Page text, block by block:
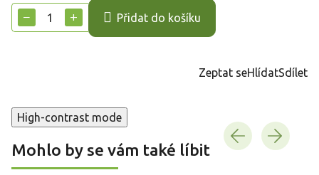
cena:
+
− Přidat do košíku
Zeptat seHlídatSdílet
High-contrast mode
Mohlo by se vám také líbit